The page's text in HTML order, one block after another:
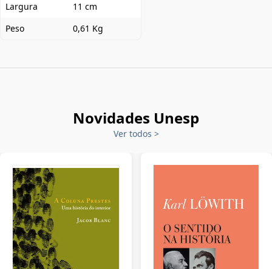
Largura
11 cm
Peso
0,61 Kg
Novidades Unesp
Ver todos >